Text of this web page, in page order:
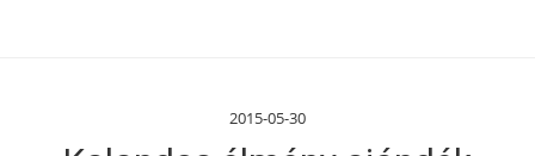
2015-05-30